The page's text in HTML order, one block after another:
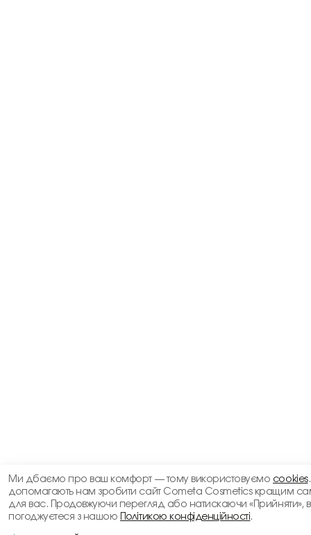
Ми дбаємо про ваш комфорт — тому використовуємо cookies
допомагають нам зробити сайт Cometa Cosmetics кращим
для вас. Продовжуючи перегляд або натискаючи «Прийняти»,
погоджуєтеся з нашою
Політикою конфіденційності.